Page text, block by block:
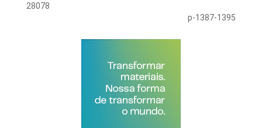
28078
p-1387-1395